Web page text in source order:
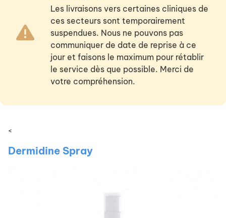
Les livraisons vers certaines cliniques de
ces secteurs sont temporairement
suspendues. Nous ne pouvons pas
communiquer de date de reprise à ce
jour et faisons le maximum pour rétablir
le service dès que possible. Merci de
votre compréhension.
<
Dermidine Spray